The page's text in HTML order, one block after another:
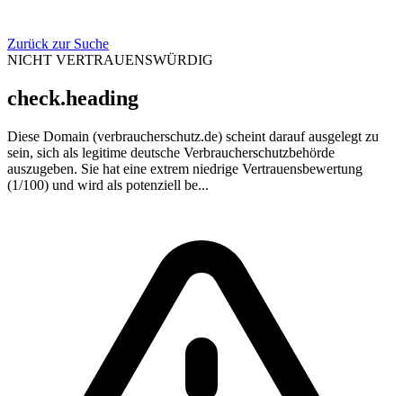
Zurück zur Suche
NICHT VERTRAUENSWÜRDIG
check.heading
Diese Domain (verbraucherschutz.de) scheint darauf ausgelegt zu
sein, sich als legitime deutsche Verbraucherschutzbehörde
auszugeben. Sie hat eine extrem niedrige Vertrauensbewertung
(1/100) und wird als potenziell be...